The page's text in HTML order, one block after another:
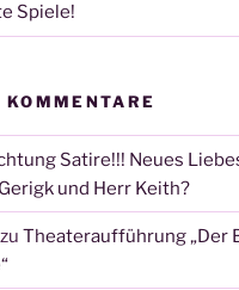
Spiele!
KOMMENTARE
Satire!!! Neues
und Herr Keith?
zu Theateraufführung „Der